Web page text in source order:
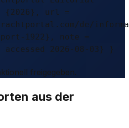
{2026}, url =
de/
1922}, note =
2026-08-03} }
freigegeben.
aus der